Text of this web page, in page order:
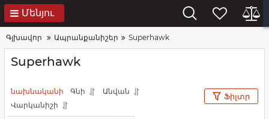
Մենյու
Գլխավոր Ապրանքանիշեր Superhawk
Superhawk
նախնականի Գնի
Անվան
Վարկանիշի
Ֆիլտր